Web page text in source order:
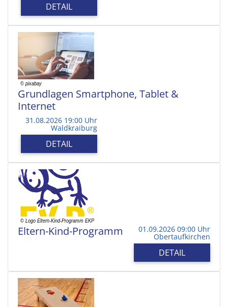
DETAIL
Grundlagen Smartphone, Tablet &
Internet
31.08.2026 19:00 Uhr
Waldkraiburg
DETAIL
Eltern-Kind-Programm 01.09.2026 09:00 Uhr
Obertaufkirchen
DETAIL